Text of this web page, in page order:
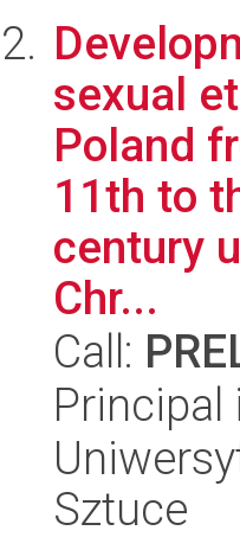
sexual
Poland
11th to
century
Chr...
Call:
Principal
Sztuce